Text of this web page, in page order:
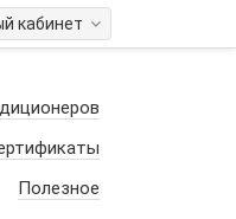
кабинет
Полезное